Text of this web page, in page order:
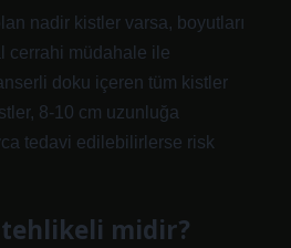
nadir kistler varsa, boyutları
cerrahi müdahale ile
doku içeren tüm kistler
8-10 cm uzunluğa
tedavi edilebilirlerse risk
midir?